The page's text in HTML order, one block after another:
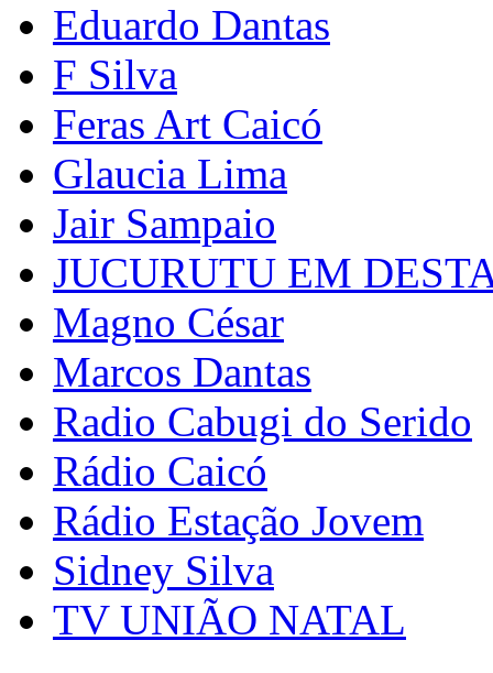
Eduardo Dantas
F Silva
Feras Art Caicó
Glaucia Lima
Jair Sampaio
JUCURUTU EM
Magno César
Marcos Dantas
Radio Cabugi do Serido
Rádio Caicó
Rádio Estação Jovem
Sidney Silva
TV UNIÃO NATAL